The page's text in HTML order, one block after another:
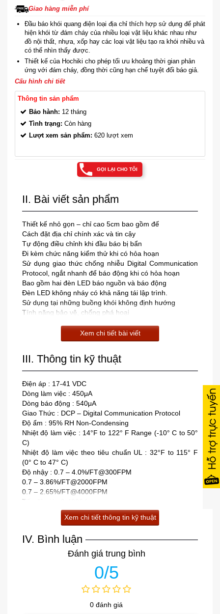
Giao hàng miễn phí
Đầu báo khói quang điện loại địa chỉ thích hợp sử dụng để phát
hiện khói từ đám cháy của nhiều loại vật liệu khác nhau như
đồ nội thất, nhựa, xốp hay các loại vật liệu tạo ra khói nhiều và
có thể nhìn thấy được.
Thiết kế của Hochiki cho phép tối ưu khoảng thời gian phản
ứng với đám cháy, đồng thời cũng hạn chế tuyệt đối báo giả.
Cấu hình chi tiết
Thông tin sản phẩm
Bảo hành: 12 tháng
Tình trạng: Còn hàng
Lượt xem sản phẩm: 620 lượt xem
GỌI LẠI CHO TÔI
II. Bài viết sản phẩm
Thiết kế nhỏ gọn – chỉ cao 5cm bao gồm đế
Cách đặt địa chỉ chính xác và tin cậy
Tự động điều chỉnh khi đầu báo bị bẩn
Đi kèm chức năng kiểm thử khi có hỏa hoạn
Sử dụng giao thức chống nhiễu Digital Communication
Protocol, ngắt nhanh để báo động khi có hỏa hoạn
Bao gồm hai đèn LED báo nguồn và báo động
Đèn LED không nháy có khả năng tái lập trình.
Sử dụng tại những buồng khói không định hướng
Tính năng bảo vệ, chống phá hoại
Xem chi tiết bài viết
III. Thông tin kỹ thuật
Điện áp : 17-41 VDC
Dòng làm việc : 450μA
Dòng báo động : 540μA
Giao Thức : DCP – Digital Communication Protocol
Độ ẩm : 95% RH Non-Condensing
Nhiệt độ làm việc : 14°F to 122° F Range (-10° C to 50°
C)
Nhiệt độ làm việc theo tiêu chuẩn UL : 32°F to 115° F
(0° C to 47° C)
Độ nhậy : 0.7 – 4.0%/FT@300FPM
0.7 – 3.86%/FT@2000FPM
0.7 – 2.65%/FT@4000FPM
Tốc độ gió : 0-4000 fpm
Chất liệu : Bone / White – ABS Blend
Trọng lượng : 3.4oz (5.1 oz. with 4″ base)
and SCI-B6
Xem chi tiết thông tin kỹ thuật
IV. Bình luận
Đánh giá trung bình
0/5
0 đánh giá